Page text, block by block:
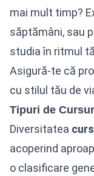
mai mult timp?
săptămâni, sau
studia în ritmul
Asigură-te că
cu stilul tău de
Tipuri de
Diversitatea
acoperind
o clasificare